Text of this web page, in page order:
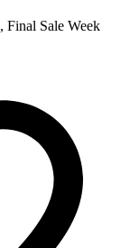
Final Sale Week